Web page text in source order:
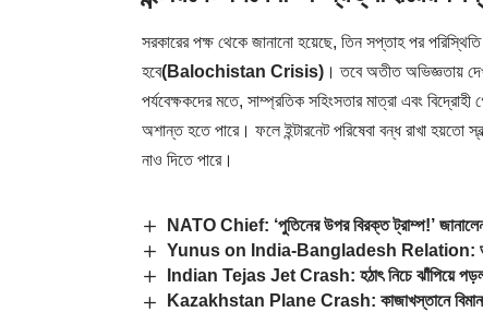
সরকারের পক্ষ থেকে জানানো হয়েছে, তিন সপ্তাহ পর পরিস্থিতি
হবে(Balochistan Crisis) । তবে অতীত অভিজ্ঞতায়
পর্যবেক্ষকদের মতে, সাম্প্রতিক সহিংসতার মাত্রা এবং
অশান্ত হতে পারে। ফলে ইন্টারনেট পরিষেবা বন্ধ রাখা হয়তো
নাও দিতে পারে।
NATO Chief: ‘পুতিনের উপর বিরক্ত ট্রাম্প!’
Yunus on India-Bangladesh Relation:
Indian Tejas Jet Crash: হঠাৎ নিচে ঝাঁপিয়ে পড়ল
Kazakhstan Plane Crash: কাজাখস্তানে বিমান